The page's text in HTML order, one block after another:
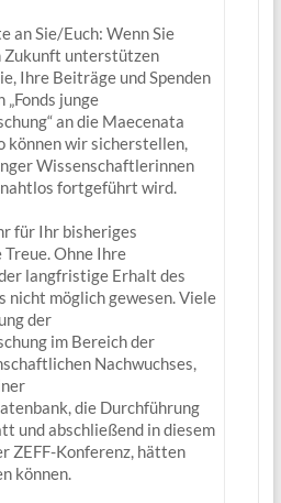
an Sie/Euch: Wenn Sie
Zukunft unterstützen
Ihre Beiträge und Spenden
junge
an die Maecenata
können wir sicherstellen,
Wissenschaftlerinnen
fortgeführt wird.
für Ihr bisheriges
Ohne Ihre
langfristige Erhalt des
nicht möglich gewesen. Viele
der
im Bereich der
Nachwuchses,
die Durchführung
und abschließend in diesem
ZEFF-Konferenz, hätten
können.